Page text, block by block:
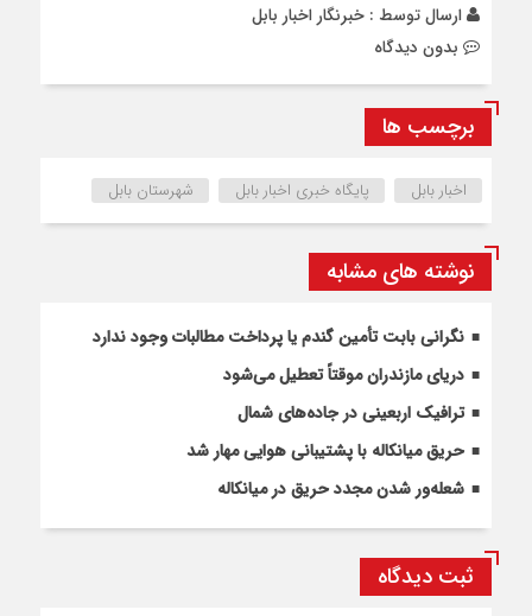
ارسال توسط : خبرنگار اخبار بابل
بدون دیدگاه
برچسب ها
اخبار بابل پایگاه خبری اخبار بابل شهرستان بابل
نوشته های مشابه
نگرانی بابت تأمین گندم یا پرداخت مطالبات وجود ندارد
دریای مازندران موقتاً تعطیل می‌شود
ترافیک اربعینی در جاده‌های شمال
حریق میانکاله با پشتیبانی هوایی مهار شد
شعله‌ور شدن مجدد حریق در میانکاله
ثبت دیدگاه